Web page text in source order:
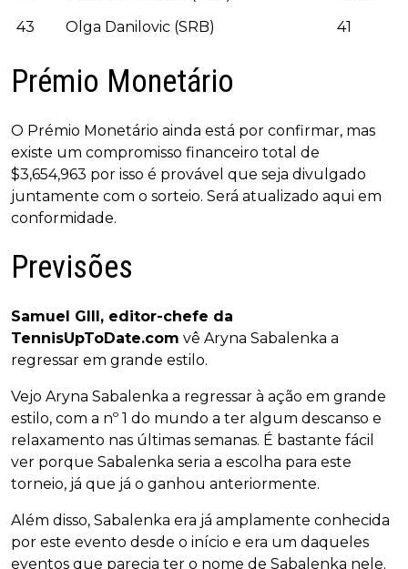
43
Olga Danilovic (SRB) 41
Prémio Monetário
O Prémio Monetário ainda está por confirmar, mas
existe um compromisso financeiro total de
$3,654,963 por isso é provável que seja divulgado
juntamente com o sorteio. Será atualizado aqui em
conformidade.
Previsões
Samuel GIll, editor-chefe da
TennisUpToDate.com vê Aryna Sabalenka a
regressar em grande estilo.
Vejo Aryna Sabalenka a regressar à ação em grande
estilo, com a nº 1 do mundo a ter algum descanso e
relaxamento nas últimas semanas. É bastante fácil
ver porque Sabalenka seria a escolha para este
torneio, já que já o ganhou anteriormente.
Além disso, Sabalenka era já amplamente conhecida
por este evento desde o início e era um daqueles
eventos que parecia ter o nome de Sabalenka nele.